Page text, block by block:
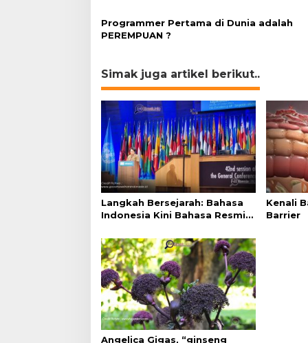
Programmer Pertama di Dunia adalah
PEREMPUAN ?
Simak juga artikel berikut..
Langkah Bersejarah: Bahasa
Indonesia Kini Bahasa Resmi
Kenali
Barrier
Angelica Gigas, “ginseng